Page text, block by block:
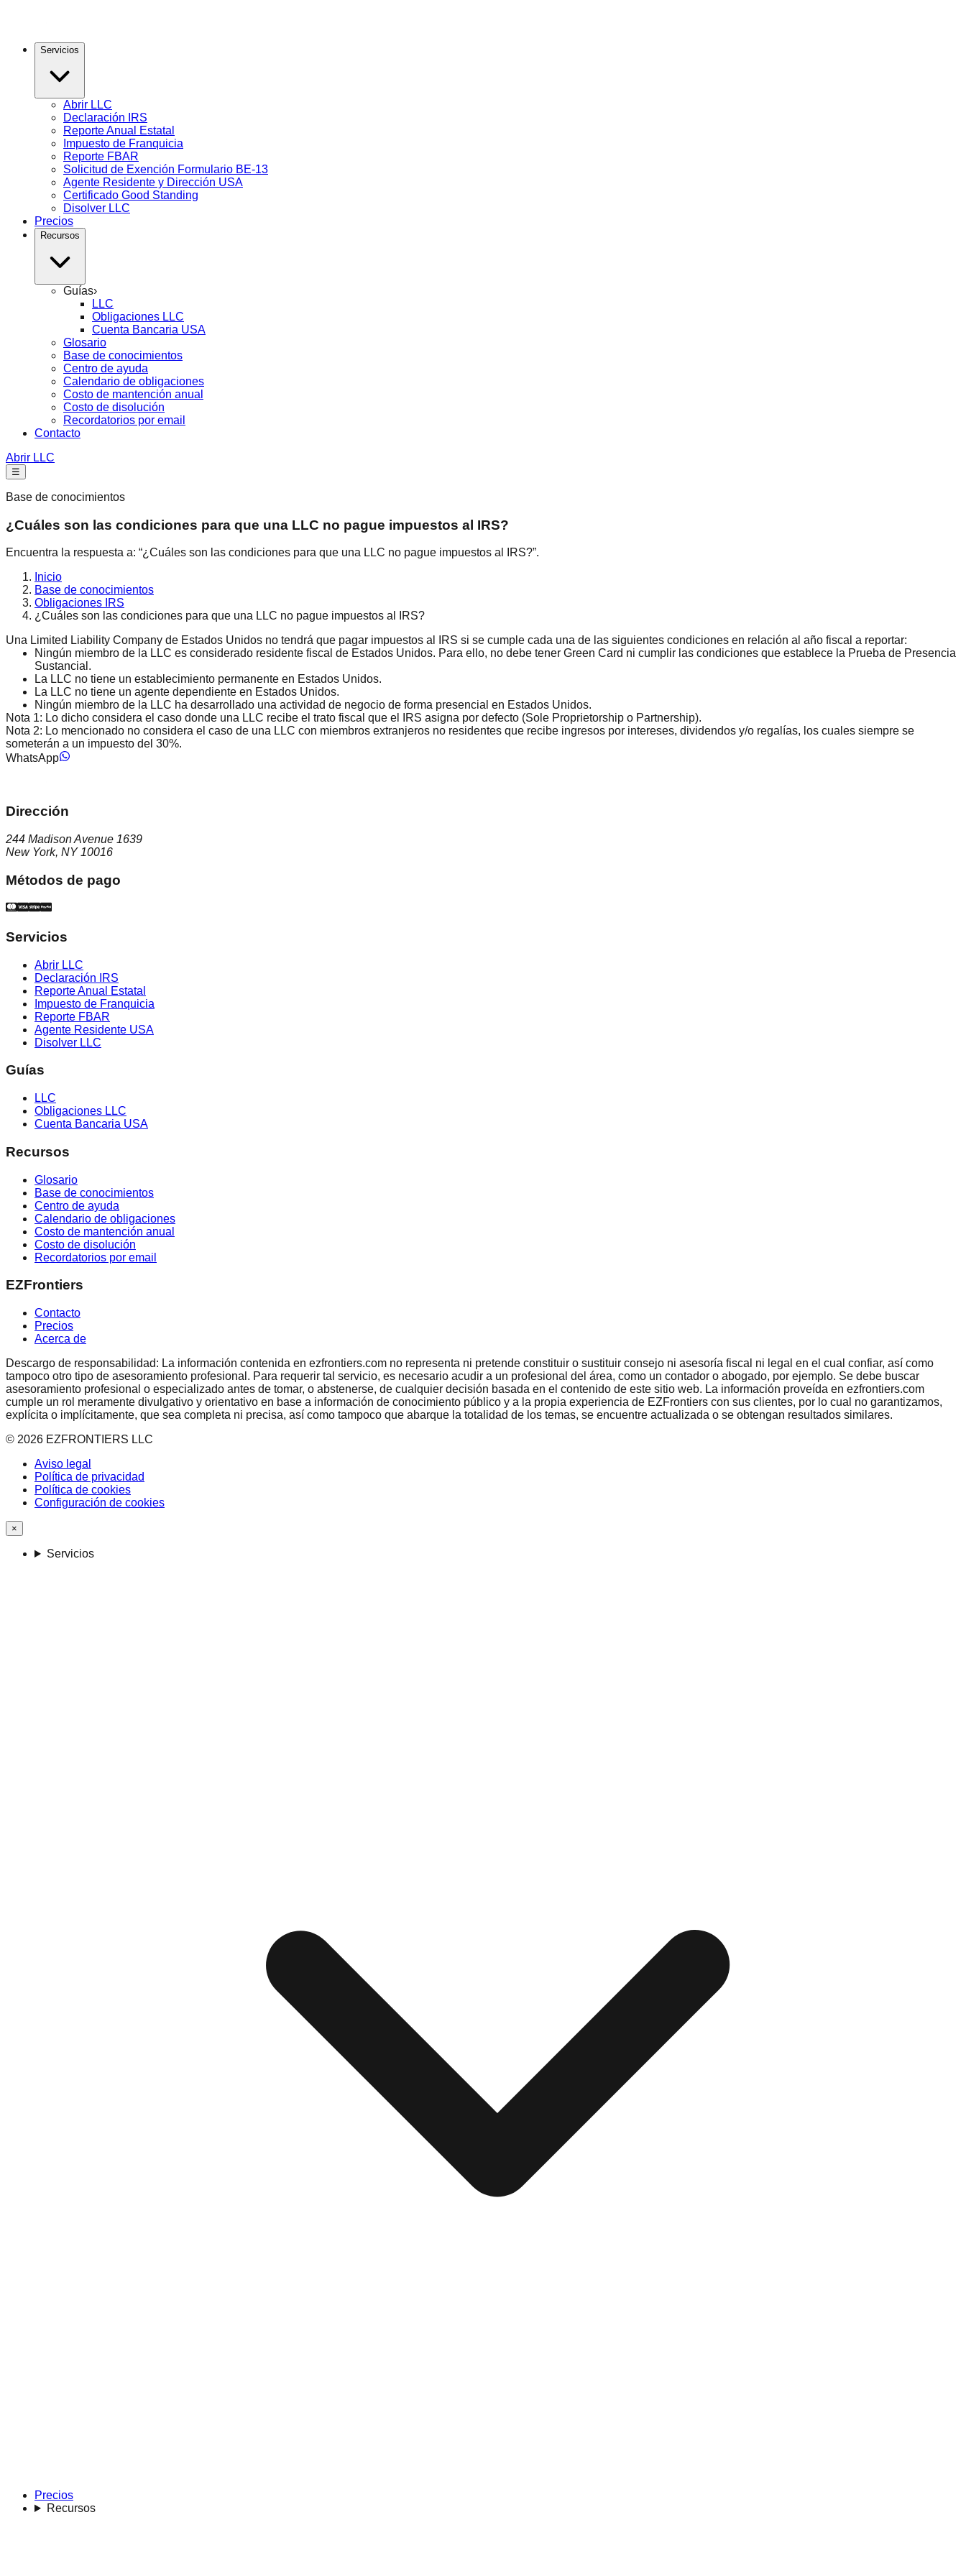
Servicios
Abrir LLC
Declaración IRS
Reporte Anual Estatal
Impuesto de Franquicia
Reporte FBAR
Solicitud de Exención Formulario BE-13
Agente Residente y Dirección USA
Certificado Good Standing
Disolver LLC
Precios
Recursos
Guías›
LLC
Obligaciones LLC
Cuenta Bancaria USA
Glosario
Base de conocimientos
Centro de ayuda
Calendario de obligaciones
Costo de mantención anual
Costo de disolución
Recordatorios por email
Contacto
Abrir LLC
☰
Base de conocimientos
¿Cuáles son las condiciones para que una LLC no pague impuestos al IRS?
Encuentra la respuesta a: “¿Cuáles son las condiciones para que una LLC no pague impuestos al IRS?”.
Inicio
Base de conocimientos
Obligaciones IRS
¿Cuáles son las condiciones para que una LLC no pague impuestos al IRS?
Una Limited Liability Company de Estados Unidos no tendrá que pagar impuestos al IRS si se cumple cada una de las siguientes condiciones en relación al año fiscal a reportar:
Ningún miembro de la LLC es considerado residente fiscal de Estados Unidos. Para ello, no debe tener Green Card ni cumplir las condiciones que establece la Prueba de Presencia
Sustancial.
La LLC no tiene un establecimiento permanente en Estados Unidos.
La LLC no tiene un agente dependiente en Estados Unidos.
Ningún miembro de la LLC ha desarrollado una actividad de negocio de forma presencial en Estados Unidos.
Nota 1: Lo dicho considera el caso donde una LLC recibe el trato fiscal que el IRS asigna por defecto (Sole Proprietorship o Partnership).
Nota 2: Lo mencionado no considera el caso de una LLC con miembros extranjeros no residentes que recibe ingresos por intereses, dividendos y/o regalías, los cuales siempre se
someterán a un impuesto del 30%.
WhatsApp
Dirección
244 Madison Avenue 1639
New York, NY 10016
Métodos de pago
Servicios
Abrir LLC
Declaración IRS
Reporte Anual Estatal
Impuesto de Franquicia
Reporte FBAR
Agente Residente USA
Disolver LLC
Guías
LLC
Obligaciones LLC
Cuenta Bancaria USA
Recursos
Glosario
Base de conocimientos
Centro de ayuda
Calendario de obligaciones
Costo de mantención anual
Costo de disolución
Recordatorios por email
EZFrontiers
Contacto
Precios
Acerca de
Descargo de responsabilidad: La información contenida en ezfrontiers.com no representa ni pretende constituir o sustituir consejo ni asesoría fiscal ni legal en el cual confiar, así como
tampoco otro tipo de asesoramiento profesional. Para requerir tal servicio, es necesario acudir a un profesional del área, como un contador o abogado, por ejemplo. Se debe buscar
asesoramiento profesional o especializado antes de tomar, o abstenerse, de cualquier decisión basada en el contenido de este sitio web. La información proveída en ezfrontiers.com
cumple un rol meramente divulgativo y orientativo en base a información de conocimiento público y a la propia experiencia de EZFrontiers con sus clientes, por lo cual no garantizamos,
explícita o implícitamente, que sea completa ni precisa, así como tampoco que abarque la totalidad de los temas, se encuentre actualizada o se obtengan resultados similares.
© 2026 EZFRONTIERS LLC
Aviso legal
Política de privacidad
Política de cookies
Configuración de cookies
×
Servicios
Precios
Recursos